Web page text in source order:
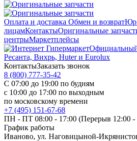
Оплата и доставка Обмен и возврат
лицамКонтактыОригинальные
центрыМаркетплейсы
Официальный
Ресанта, Вихрь, Huter и Eurolux
КонтактыЗаказать звонок
8 (800) 777-35-42
С 07:00 до 19:00 по будням
с 10:00 до 17:00 по выходным
по московскому времени
+7 (495) 151-67-68
ПН - ПТ 08:00 - 17:00 (Перерыв 12:00 -
График работы
Иваново, ул. Наговицыной-